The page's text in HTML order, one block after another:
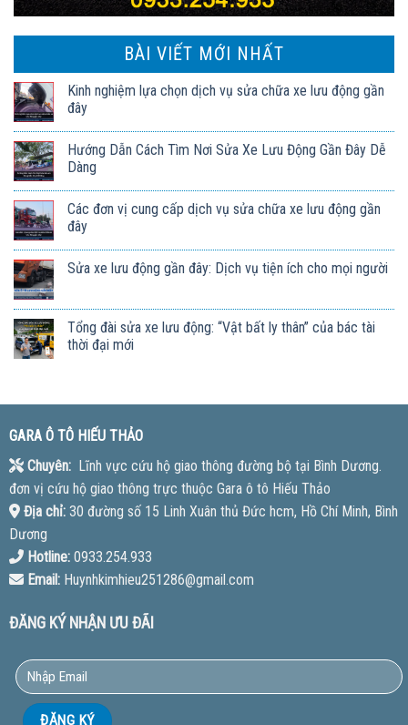
BÀI VIẾT MỚI NHẤT
Kinh nghiệm lựa chọn dịch vụ sửa chữa xe lưu động gần
đây
Hướng Dẫn Cách Tìm Nơi Sửa Xe Lưu Động Gần Đây Dễ
Dàng
Các đơn vị cung cấp dịch vụ sửa chữa xe lưu động gần
đây
Sửa xe lưu động gần đây: Dịch vụ tiện ích cho mọi người
Tổng đài sửa xe lưu động: “Vật bất ly thân” của bác tài
thời đại mới
GARA Ô TÔ HIẾU THẢO
Chuyên:Lĩnh vực cứu hộ giao thông đường bộ tại Bình Dương.
đơn vị cứu hộ giao thông trực thuộc Gara ô tô Hiếu Thảo
Địa chỉ:30 đường số 15 Linh Xuân thủ Đức hcm, Hồ Chí Minh, Bình
Dương
Hotline:0933.254.933
Email:Huynhkimhieu251286@gmail.com
ĐĂNG KÝ NHẬN ƯU ĐÃI